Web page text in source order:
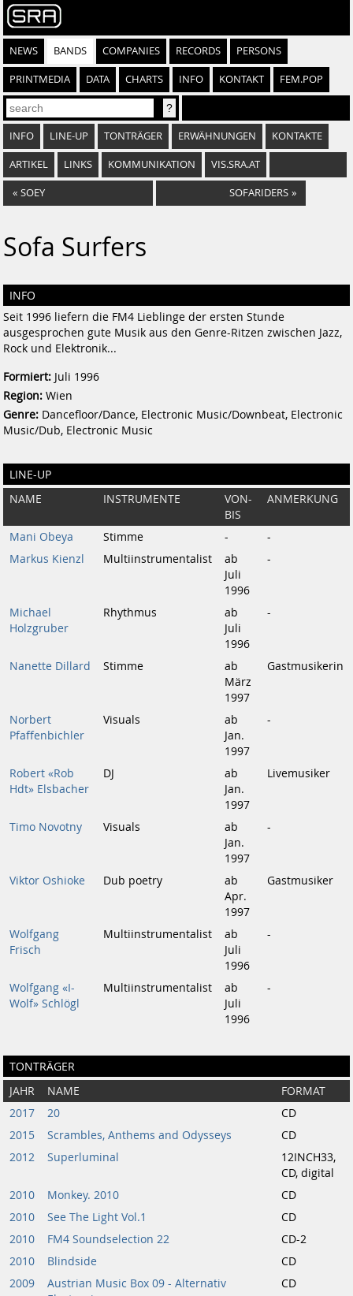
NEWS BANDS COMPANIES RECORDS PERSONS
PRINTMEDIA DATA CHARTS INFO KONTAKT FEM.POP
INFO LINE-UP TONTRÄGER ERWÄHNUNGEN KONTAKTE
ARTIKEL LINKS KOMMUNIKATION VIS.SRA.AT
« SOEY SOFARIDERS »
Sofa Surfers
INFO
Seit 1996 liefern die FM4 Lieblinge der ersten Stunde
ausgesprochen gute Musik aus den Genre-Ritzen zwischen Jazz,
Rock und Elektronik...
Formiert: Juli 1996
Region: Wien
Genre: Dancefloor/Dance, Electronic Music/Downbeat, Electronic
Music/Dub, Electronic Music
LINE-UP
NAME INSTRUMENTE
VON-
BIS
ANMERKUNG
Mani Obeya Stimme -
-
Markus Kienzl
Multiinstrumentalist
ab
Juli
1996
-
Michael
Holzgruber
Rhythmus
ab
Juli
1996
-
Nanette Dillard Stimme
ab
März
1997
Gastmusikerin
Norbert
Pfaffenbichler
Visuals
ab
Jan.
1997
-
Robert «Rob
Hdt» Elsbacher
DJ
ab
Jan.
1997
Livemusiker
Timo Novotny Visuals
ab
Jan.
1997
-
Viktor Oshioke Dub poetry
ab
Apr.
1997
Gastmusiker
Wolfgang
Frisch
Multiinstrumentalist
ab
Juli
1996
-
Wolfgang «I-
Wolf» Schlögl
Multiinstrumentalist
ab
Juli
1996
-
TONTRÄGER
JAHR NAME
FORMAT
2017
20
CD
2015
Scrambles, Anthems and Odysseys
CD
2012
Superluminal
12INCH33,
CD, digital
2010
Monkey. 2010
CD
2010
See The Light Vol.1
CD
2010
FM4 Soundselection 22
CD-2
2010
Blindside
CD
2009
Austrian Music Box 09 - Alternativ
CD